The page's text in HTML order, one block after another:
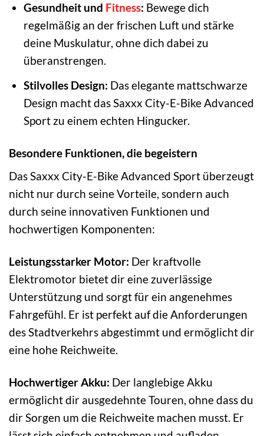
Gesundheit und Fitness: Bewege dich
regelmäßig an der frischen Luft und stärke
deine Muskulatur, ohne dich dabei zu
überanstrengen.
Stilvolles Design: Das elegante mattschwarze
Design macht das Saxxx City-E-Bike Advanced
Sport zu einem echten Hingucker.
Besondere Funktionen, die begeistern
Das Saxxx City-E-Bike Advanced Sport überzeugt
nicht nur durch seine Vorteile, sondern auch
durch seine innovativen Funktionen und
hochwertigen Komponenten:
Leistungsstarker Motor: Der kraftvolle
Elektromotor bietet dir eine zuverlässige
Unterstützung und sorgt für ein angenehmes
Fahrgefühl. Er ist perfekt auf die Anforderungen
des Stadtverkehrs abgestimmt und ermöglicht dir
eine hohe Reichweite.
Hochwertiger Akku: Der langlebige Akku
ermöglicht dir ausgedehnte Touren, ohne dass du
dir Sorgen um die Reichweite machen musst. Er